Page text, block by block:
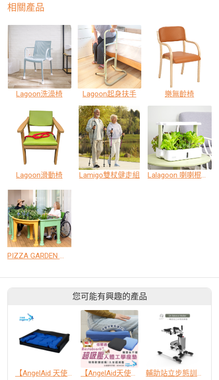
相關產品
Lagoon洗澡椅 Lagoon起身扶手 樂無齡椅
Lagoon滑動椅 Lamigo雙杖健走組 Lalagoon 喇喇棍水耕機
PIZZA GARDEN 園藝療育花盆
您可能有興趣的產品
【AngelAid 天使愛】防前傾凝膠坐墊 【AngelAid天使愛】倍爾適™超吸壓人體工學坐墊 輔助站立步態訓練器